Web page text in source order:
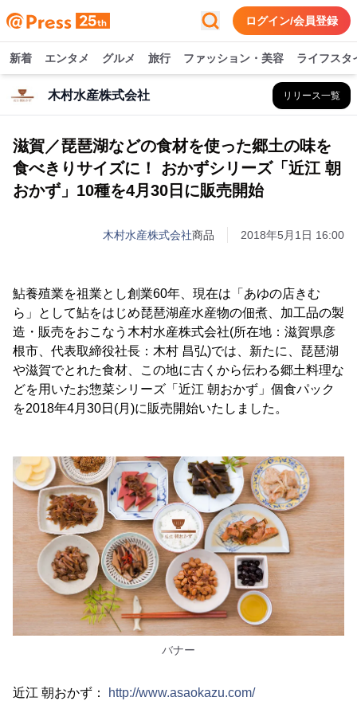
ログイン/会員登録
新着 エンタメ グルメ 旅行 ファッション・美容 ライフスタ
木村水産株式会社 リリース一覧
滋賀／琵琶湖などの食材を使った郷土の味を
食べきりサイズに！ おかずシリーズ「近江 朝
おかず」10種を4月30日に販売開始
木村水産株式会社商品 2018年5月1日 16:00
鮎養殖業を祖業とし創業60年、現在は「あゆの店きむ
ら」として鮎をはじめ琵琶湖産水産物の佃煮、加工品の製
造・販売をおこなう木村水産株式会社(所在地：滋賀県彦
根市、代表取締役社長：木村 昌弘)では、新たに、琵琶湖
や滋賀でとれた食材、この地に古くから伝わる郷土料理な
どを用いたお惣菜シリーズ「近江 朝おかず」個食パック
を2018年4月30日(月)に販売開始いたしました。
バナー
近江 朝おかず： http://www.asaokazu.com/